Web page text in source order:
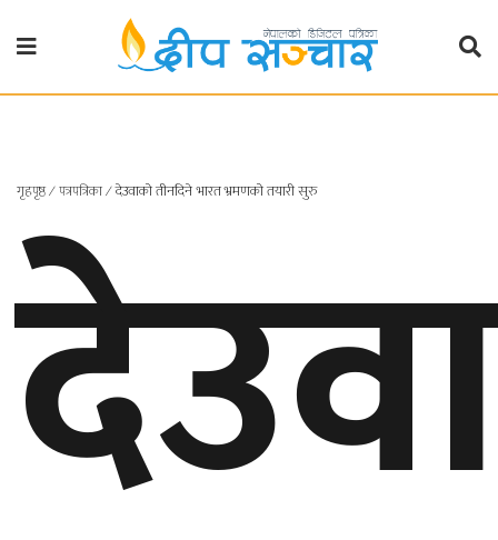
गृहपृष्ठ
प्रदेश
१
प्रदेश
बाग्मती
गृहपृष्ठ∕पत्रपत्रिका∕देउवाको तीनदिने भारत भ्रमणको तयारी सुरु